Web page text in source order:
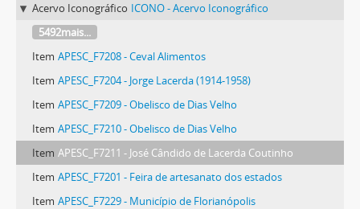
Acervo Iconográfico ICONO - Acervo Iconográfico
5492mais...
Item APESC_F7208 - Ceval Alimentos
Item APESC_F7204 - Jorge Lacerda (1914-1958)
Item APESC_F7209 - Obelisco de Dias Velho
Item APESC_F7210 - Obelisco de Dias Velho
Item APESC_F7211 - José Cândido de Lacerda Coutinho
Item APESC_F7201 - Feira de artesanato dos estados
Item APESC_F7229 - Município de Florianópolis